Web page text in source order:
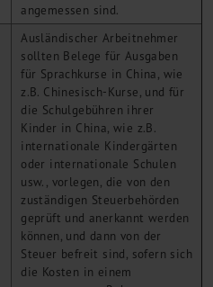
angemessen sind.
Ausländischer Arbeitnehmer
sollten Belege für Ausgaben
für Sprachkurse in China, wie
z.B. Chinesisch-Kurse, und für
die Schulgebühren ihrer
Kinder in China, wie z.B.
internationale Kindergärten
oder internationale Schulen
usw., vorlegen, die von den
zuständigen Steuerbehörden
geprüft und anerkannt werden
können, und dann von der
Steuer befreit sind, sofern sich
die Kosten in einem